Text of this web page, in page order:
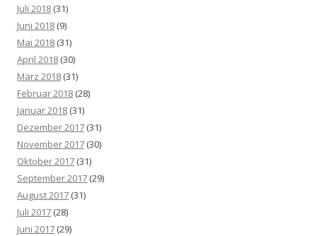
Juli 2018 (31)
Juni 2018 (9)
Mai 2018 (31)
April 2018 (30)
März 2018 (31)
Februar 2018 (28)
Januar 2018 (31)
Dezember 2017 (31)
November 2017 (30)
Oktober 2017 (31)
September 2017 (29)
August 2017 (31)
Juli 2017 (28)
Juni 2017 (29)